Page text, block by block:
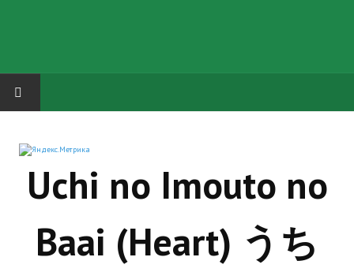
ГРУППА "КАРЛ ВЕЛИКИЙ"
Русская биржа
Uchi no Imouto no
Baai (Heart) うち